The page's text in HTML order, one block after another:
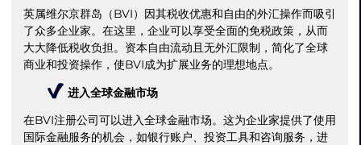
英属维尔京群岛（BVI）因其税收优惠和自由的外汇操作而吸引
了众多企业家。在这里，企业可以享受全面的免税政策，从而
大大降低税收负担。资本自由流动且无外汇限制，简化了全球
商业和投资操作，使BVI成为扩展业务的理想地点。
进入全球金融市场
在BVI注册公司可以进入全球金融市场。这为企业家提供了使用
国际金融服务的机会，如银行账户、投资工具和咨询服务，进